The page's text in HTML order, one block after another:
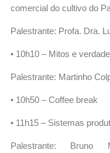
comercial do cultivo do
Palestrante: Profa. Dra.
• 10h10 – Mitos e
Palestrante: Martinho
• 10h50 – Coffee break
• 11h15 – Sistemas
Palestrante: Bruno